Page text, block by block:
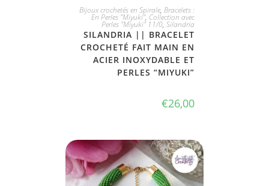
JE L'ADOPTE
Bijoux crochetés en Spirale, Bracelets :
En Perles "Miyuki", Collection avec
Perles "Miyuki" 11/0, Silandria
SILANDRIA || BRACELET
CROCHETÉ FAIT MAIN EN
ACIER INOXYDABLE ET
PERLES “MIYUKI”
€26,00